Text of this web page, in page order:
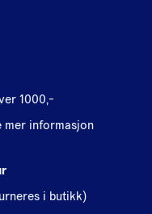
1000,-
mer informasjon
i butikk)